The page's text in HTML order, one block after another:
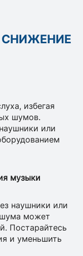
СНИЖЕНИЕ
избегая
шумов.
или
музыки
наушники или
может
Постарайтесь
и уменьшить